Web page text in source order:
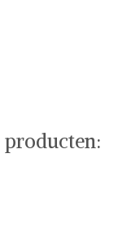
producten: